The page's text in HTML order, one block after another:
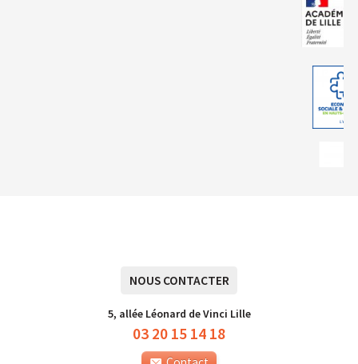
NOUS CONTACTER
5, allée Léonard de Vinci Lille
03 20 15 14 18